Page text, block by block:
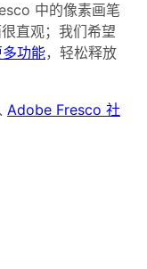
中的像素画笔
直观；我们希望
多功能，轻松释放
Adobe Fresco 社